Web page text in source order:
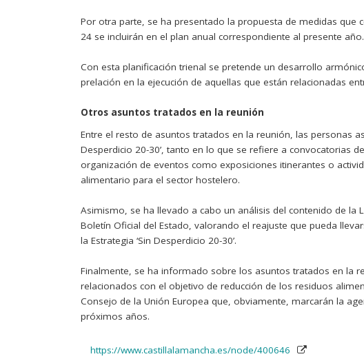
Por otra parte, se ha presentado la propuesta de medidas que
24 se incluirán en el plan anual correspondiente al presente año.
Con esta planificación trienal se pretende un desarrollo
prelación en la ejecución de aquellas que están relacionadas
Otros asuntos tratados en la reunión
Entre el resto de asuntos tratados en la reunión, las personas
Desperdicio 20-30’, tanto en lo que se refiere a convocatorias
organización de eventos como exposiciones itinerantes o
alimentario para el sector hostelero.
Asimismo, se ha llevado a cabo un análisis del contenido de la
Boletín Oficial del Estado, valorando el reajuste que pueda
la Estrategia ‘Sin Desperdicio 20-30’.
Finalmente, se ha informado sobre los asuntos tratados en la
relacionados con el objetivo de reducción de los residuos
Consejo de la Unión Europea que, obviamente, marcarán la
próximos años.
https://www.castillalamancha.es/node/400646